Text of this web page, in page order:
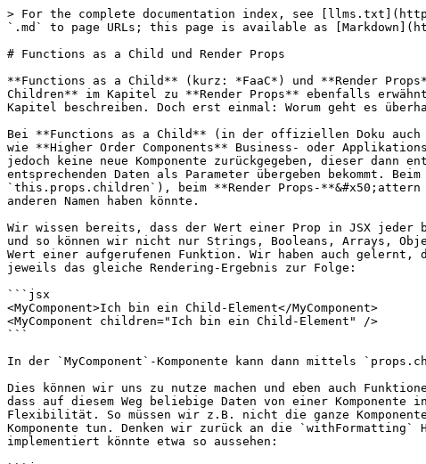
> For the complete documentation index, see [llms.txt](https://lernen.react-js.dev/llms.txt). Markdown versions of documentation pages are available by appending `.md` to page URLs; this page is available as [Markdown](https://lernen.react-js.dev/erweiterte-konzepte/render-props-und-functions-as-a-child.md).

# Functions as a Child und Render Props

**Functions as a Child** (kurz: *FaaC*) und **Render Props** werden in der offiziellen React-Dokumentation jeweils separat beschrieben, wobei **Functions as Children** im Kapitel zu **Render Props** ebenfalls erwähnt werden. Da beide vom Prinzip her ziemlich identisch funktionieren, möchte ich die beiden Konzepte in einem Kapitel beschreiben. Doch erst einmal: Worum geht es überhaupt?

Bei **Functions as a Child** (in der offiziellen Doku auch als **Function as Children** bezeichnet) und bei **Render Props** handelt es sich um Patterns, die ähnlich wie **Higher Order Components** Business- oder Applikations-Logik in einer Art übergeordneten Komponente bündeln. Anders als bei **Higher Order Components** wird jedoch keine neue Komponente zurückgegeben, dieser dann entsprechende Daten als Props übergeben werden, sondern es wird eine Funktion aufgerufen, die die entsprechenden Daten als Parameter übergeben bekommt. Beim **Function as Children-**&#x50;attern ist diese Funktion ein Kind-Element der Komponente (also: `this.props.children`), beim **Render Props-**&#x50;attern eine Prop die in den meisten Fällen den Namen `render` (also: `this.props.render`) hat, aber auch jeden anderen Namen haben könnte.

Wir wissen bereits, dass der Wert einer Prop in JSX jeder beliebige valide Ausdruck in JavaScript sein kann. Auch aufgerufene Funktionen können Ausdrücke zurückgeben und so können wir nicht nur Strings, Booleans, Arrays, Objekte, andere React-Elements oder `null` als Wert für unsere Props verwenden, sondern eben auch den return-Wert einer aufgerufenen Funktion. Wir haben auch gelernt, dass `children` in React nur eine Art Sonderform einer Prop sind und so haben die folgenden beiden Zeilen jeweils das gleiche Rendering-Ergebnis zur Folge:

```jsx
<MyComponent>Ich bin ein Child-Element</MyComponent>
<MyComponent children="Ich bin ein Child-Element" />
```

In der `MyComponent`-Komponente kann dann mittels `props.children` auf den *Ich bin ein Child-Element* Text zugegriffen werden.

Dies können wir uns zu nutze machen und eben auch Funktionen übergeben, die dann in der `render()`-Methode einer Komponente aufgerufen werden. Die Idee dahinter ist, dass auf diesem Weg beliebige Daten von einer Komponente in die nächste übergeben werden können. Ähnlich wie bei **Higher Order Components**, jedoch mit etwas mehr Flexibilität. So müssen wir z.B. nicht die ganze Komponente mit  einer **Higher Order Component** „verbinden“, sondern können dies einfach mittendrin im JSX unserer Komponente tun. Denken wir zurück an die `withFormatting` HOC aus dem vorherigen Kapitel. Eine entsprechende als **Function as a Child (FaaC)**-Komponente implementiert könnte etwa so aussehen:

```jsx
const bold = (string) => {
  return <strong>{string}</strong>
}

const italic = (string) => {
  return <em>{string}</em>
}

const Formatter = (props) => {
  if (typeof props.children !== 'function') {
    console.warn('children prop must be a function!');
    return null;
  }

  return props.children({ bold, italic });
}
```

Wir definieren also wieder eine `bold`- und eine `italic`-Funktion, prüfen in der `Formatter`-Komponente,